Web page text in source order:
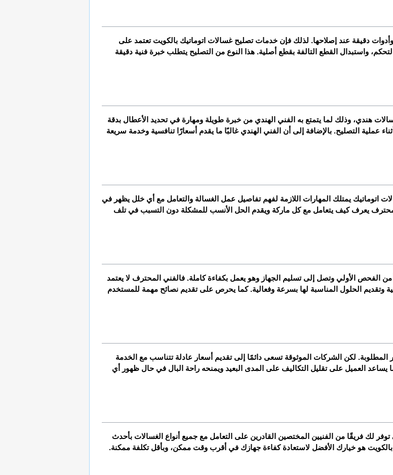
بالكويت هو خيارك الأفضل لاستعادة كفاءة جهازك في أقرب وقت ممكن، وبأقل تكلفة ممكنة.